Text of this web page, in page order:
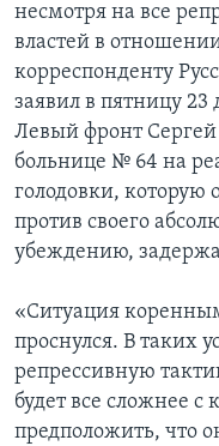
несмотря на все
властей в
корреспонденту
заявил в пятницу
Левый фронт
больнице № 64 на
голодовки, которую
против своего
убеждению,
«Ситуация
проснулся. В таких
репрессивную
будет все сложнее
предположить, что